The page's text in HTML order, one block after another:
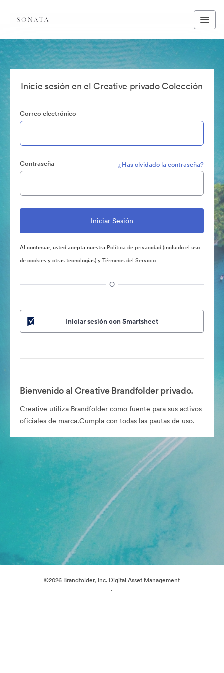
Inicie sesión en el Creative privado Colección
Correo electrónico
Contraseña ¿Has olvidado la contraseña?
Al continuar, usted acepta nuestra Política de privacidad(incluido el uso
de cookies y otras tecnologías) yTérminos del Servicio
O
Iniciar sesión con Smartsheet
Bienvenido al Creative Brandfolder privado.
Creative utiliza Brandfolder como fuente para sus activos
oficiales de marca.Cumpla con todas las pautas de uso.
©2026 Brandfolder, Inc. Digital Asset Management
·